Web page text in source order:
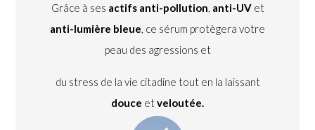
Grâce à ses actifs anti-pollution, anti-UVet
anti-lumière bleue, ce sérum protègera votre
peau des agressions et
du stress de la vie citadine tout en la laissant
douce etveloutée.